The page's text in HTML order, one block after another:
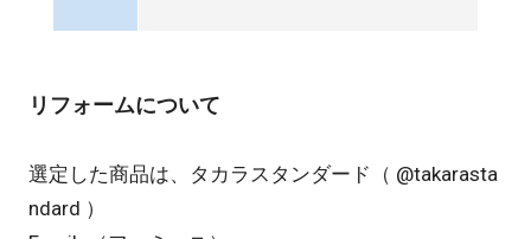
リフォームについて
選定した商品は、タカラスタンダード（ @takarasta
ndard ）